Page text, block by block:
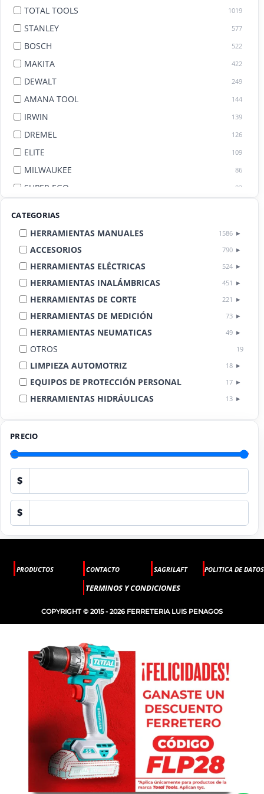
TOTAL TOOLS 1019
STANLEY 577
BOSCH 522
MAKITA 422
DEWALT 249
AMANA TOOL 144
IRWIN 139
DREMEL 126
ELITE 109
MILWAUKEE 86
SUPER EGO 82
CATEGORIAS
HERRAMIENTAS MANUALES 1586
ACCESORIOS 790
HERRAMIENTAS ELÉCTRICAS 524
HERRAMIENTAS INALÁMBRICAS 451
HERRAMIENTAS DE CORTE 221
HERRAMIENTAS DE MEDICIÓN 73
HERRAMIENTAS NEUMATICAS 49
OTROS 19
LIMPIEZA AUTOMOTRIZ 18
EQUIPOS DE PROTECCIÓN PERSONAL 17
HERRAMIENTAS HIDRÁULICAS 13
PRECIO
$
$
PRODUCTOS CONTACTO SAGRILAFT POLITICA DE DATOS
TERMINOS Y CONDICIONES
COPYRIGHT © 2015 - 2026 FERRETERIA LUIS PENAGOS